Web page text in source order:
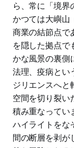
ら、常に「境界
かつては大嶼山
商業の結節点で
を隠した拠点で
かな風景の裏側
法理、疫病とい
ジリエンスへと
空間を切り裂い
積み重なってい
ハイライトをな
間の断層を剥が